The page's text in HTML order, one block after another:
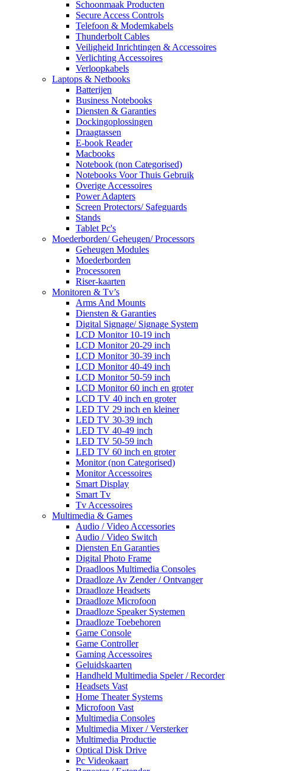
Schoonmaak Producten
Secure Access Controls
Telefoon & Modemkabels
Thunderbolt Cables
Veiligheid Inrichtingen & Accessoires
Verlichting Accessoires
Verloopkabels
Laptops & Netbooks
Batterijen
Business Notebooks
Diensten & Garanties
Dockingoplossingen
Draagtassen
E-book Reader
Macbooks
Notebook (non Categorised)
Notebooks Voor Thuis Gebruik
Overige Accessoires
Power Adapters
Screen Protectors/ Safeguards
Stands
Tablet Pc's
Moederborden/ Geheugen/ Processors
Geheugen Modules
Moederborden
Processoren
Riser-kaarten
Monitoren & Tv’s
Arms And Mounts
Diensten & Garanties
Digital Signage/ Signage System
LCD Monitor 10-19 inch
LCD Monitor 20-29 inch
LCD Monitor 30-39 inch
LCD Monitor 40-49 inch
LCD Monitor 50-59 inch
LCD Monitor 60 inch en groter
LCD TV 40 inch en groter
LED TV 29 inch en kleiner
LED TV 30-39 inch
LED TV 40-49 inch
LED TV 50-59 inch
LED TV 60 inch en groter
Monitor (non Categorised)
Monitor Accessoires
Smart Display
Smart Tv
Tv Accessoires
Multimedia & Games
Audio / Video Accessories
Audio / Video Switch
Diensten En Garanties
Digital Photo Frame
Draadloos Multimedia Consoles
Draadloze Av Zender / Ontvanger
Draadloze Headsets
Draadloze Microfoon
Draadloze Speaker Systemen
Draadloze Toebehoren
Game Console
Game Controller
Gaming Accessoires
Geluidskaarten
Handheld Multimedia Speler / Recorder
Headsets Vast
Home Theater Systems
Microfoon Vast
Multimedia Consoles
Multimedia Mixer / Versterker
Multimedia Productie
Optical Disk Drive
Pc Videokaart